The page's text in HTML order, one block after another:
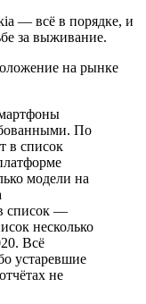
— всё в порядке, и
за выживание.
на рынке
По
в список
модели на
список —
несколько
Всё
устаревшие
не